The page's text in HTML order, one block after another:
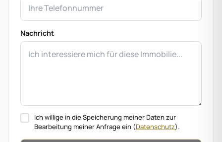
Nachricht
Ich willige in die Speicherung meiner Daten zur
Bearbeitung meiner Anfrage ein(Datenschutz).